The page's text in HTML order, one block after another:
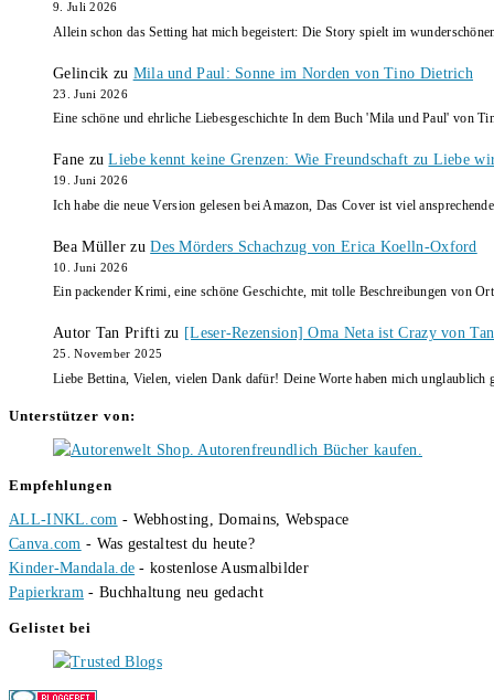
9. Juli 2026
Allein schon das Setting hat mich begeistert: Die Story spielt im
Gelincik zu Mila und Paul: Sonne im Norden von Tino Dietrich
23. Juni 2026
Eine schöne und ehrliche Liebesgeschichte In dem Buch 'Mila und Paul' von
Fane zuLiebe kennt keine Grenzen: Wie Freundschaft zu Liebe
19. Juni 2026
Ich habe die neue Version gelesen bei Amazon, Das Cover ist viel
Bea Müller zuDes Mörders Schachzug von Erica Koelln-Oxford
10. Juni 2026
Ein packender Krimi, eine schöne Geschichte, mit tolle Beschreibungen von
Autor Tan Priftizu [Leser-Rezension] Oma Neta ist Crazy von
25. November 2025
Liebe Bettina, Vielen, vielen Dank dafür! Deine Worte haben mich unglaublich
Unterstützer von:
Empfehlungen
ALL-INKL.com - Webhosting, Domains, Webspace
Canva.com - Was gestaltest du heute?
Kinder-Mandala.de - kostenlose Ausmalbilder
Papierkram - Buchhaltung neu gedacht
Gelistet bei